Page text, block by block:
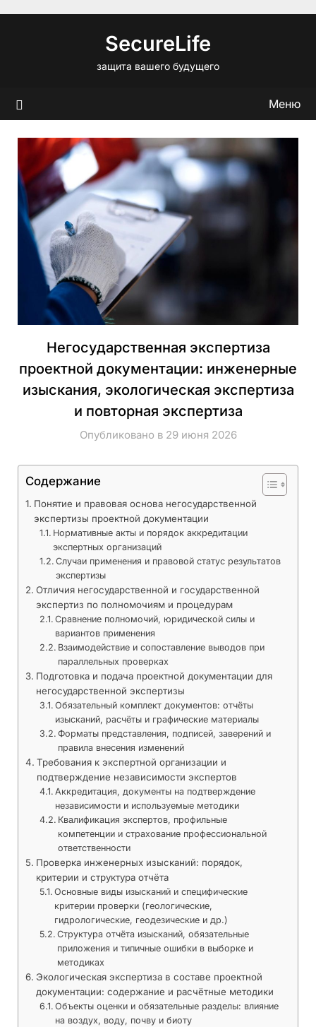
SecureLife
защита вашего будущего
Меню
Негосударственная экспертиза
проектной документации: инженерные
изыскания, экологическая экспертиза
и повторная экспертиза
Опубликовано в 29 июня 2026
Содержание
Понятие и правовая основа негосударственной
экспертизы проектной документации
Нормативные акты и порядок аккредитации
экспертных организаций
Случаи применения и правовой статус результатов
экспертизы
Отличия негосударственной и государственной
экспертиз по полномочиям и процедурам
Сравнение полномочий, юридической силы и
вариантов применения
Взаимодействие и сопоставление выводов при
параллельных проверках
Подготовка и подача проектной документации для
негосударственной экспертизы
Обязательный комплект документов: отчёты
изысканий, расчёты и графические материалы
Форматы представления, подписей, заверений и
правила внесения изменений
Требования к экспертной организации и
подтверждение независимости экспертов
Аккредитация, документы на подтверждение
независимости и используемые методики
Квалификация экспертов, профильные
компетенции и страхование профессиональной
ответственности
Проверка инженерных изысканий: порядок,
критерии и структура отчёта
Основные виды изысканий и специфические
критерии проверки (геологические,
гидрологические, геодезические и др.)
Структура отчёта изысканий, обязательные
приложения и типичные ошибки в выборке и
методиках
Экологическая экспертиза в составе проектной
документации: содержание и расчётные методики
Объекты оценки и обязательные разделы: влияние
на воздух, воду, почву и биоту